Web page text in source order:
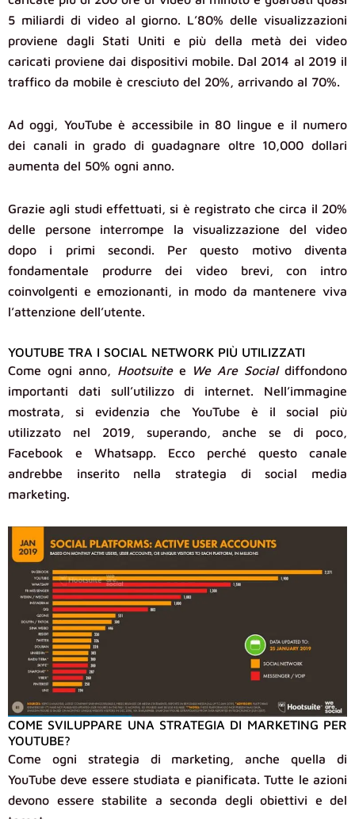
5 miliardi di video al giorno. L’80% delle visualizzazioni
proviene dagli Stati Uniti e più della metà dei video
caricati proviene dai dispositivi mobile. Dal 2014 al 2019 il
traffico da mobile è cresciuto del 20%, arrivando al 70%.
Ad oggi, YouTube è accessibile in 80 lingue e il numero
dei canali in grado di guadagnare oltre 10,000 dollari
aumenta del 50% ogni anno.
Grazie agli studi effettuati, si è registrato che circa il 20%
delle persone interrompe la visualizzazione del video
dopo i primi secondi. Per questo motivo diventa
fondamentale produrre dei video brevi, con intro
coinvolgenti e emozionanti, in modo da mantenere viva
l’attenzione dell’utente.
YOUTUBE TRA I SOCIAL NETWORK PIÙ UTILIZZATI
Come ogni anno, Hootsuite e We Are Socialdiffondono
importanti dati sull’utilizzo di internet. Nell’immagine
mostrata, si evidenzia che YouTube è il social più
utilizzato nel 2019, superando, anche se di poco,
Facebook e Whatsapp. Ecco perché questo canale
andrebbe inserito nella strategia di social media
marketing.
COME SVILUPPARE UNA STRATEGIA DI MARKETING PER
YOUTUBE?
Come ogni strategia di marketing, anche quella di
YouTube deve essere studiata e pianificata. Tutte le azioni
devono essere stabilite a seconda degli obiettivi e del